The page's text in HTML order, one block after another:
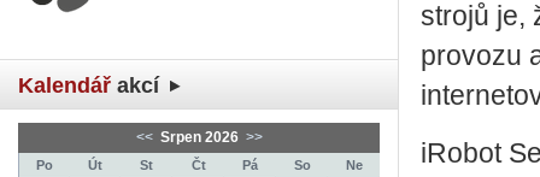
Kalendář akcí
<< Srpen 2026 >>
Po Út St Čt Pá So
Ne
strojů je,
provozu
iRobot